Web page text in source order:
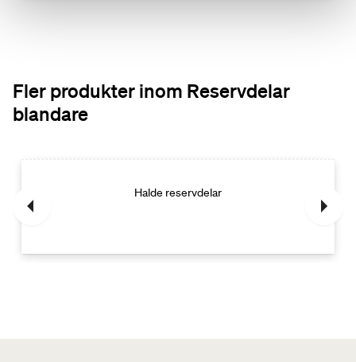
Fler produkter inom Reservdelar
blandare
Halde reservdelar